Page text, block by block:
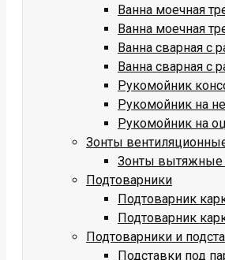
Ванна моечная
Ванна моечная
Ванна сварная с
Ванна сварная с
Рукомойник
Рукомойник на
Рукомойник на
Зонты
Зонты вытяжные
Подтоварники
Подтоварник
Подтоварник
Подтоварники и
Подставки под